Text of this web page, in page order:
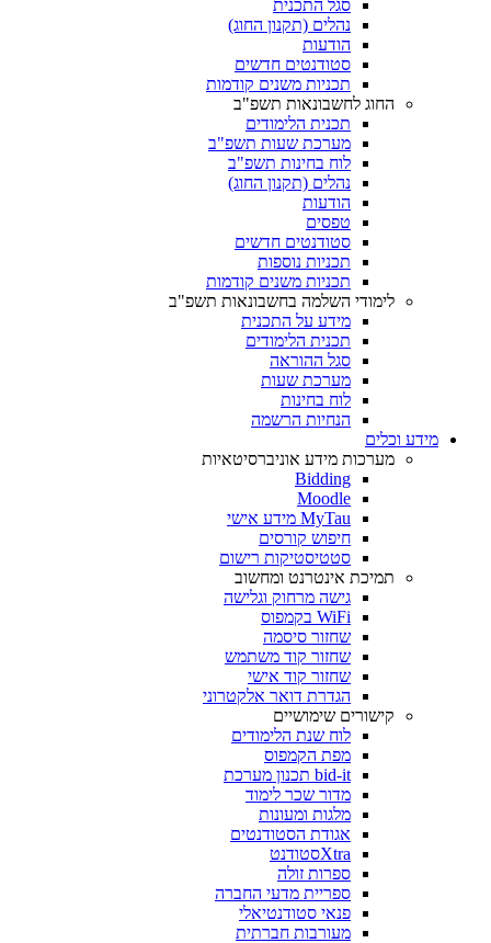
סגל התכנית
נהלים (תקנון החוג)
הודעות
סטודנטים חדשים
תכניות משנים קודמות
החוג לחשבונאות תשפ"ב
תכנית הלימודים
מערכת שעות תשפ"ב
לוח בחינות תשפ"ב
נהלים (תקנון החוג)
הודעות
טפסים
סטודנטים חדשים
תכניות נוספות
תכניות משנים קודמות
לימודי השלמה בחשבונאות תשפ"ב
מידע על התכנית
תכנית הלימודים
סגל ההוראה
מערכת שעות
לוח בחינות
הנחיות הרשמה
מידע וכלים
מערכות מידע אוניברסיטאיות
Bidding
Moodle
MyTau מידע אישי
חיפוש קורסים
סטטיסטיקות רישום
תמיכת אינטרנט ומחשוב
גישה מרחוק וגלישה
WiFi בקמפוס
שחזור סיסמה
שחזור קוד משתמש
שחזור קוד אישי
הגדרת דואר אלקטרוני
קישורים שימושיים
לוח שנת הלימודים
מפת הקמפוס
bid-it תכנון מערכת
מדור שכר לימוד
מלגות ומעונות
אגודת הסטודנטים
Xtraסטודנט
ספרות זולה
ספריית מדעי החברה
פנאי סטודנטיאלי
מעורבות חברתית